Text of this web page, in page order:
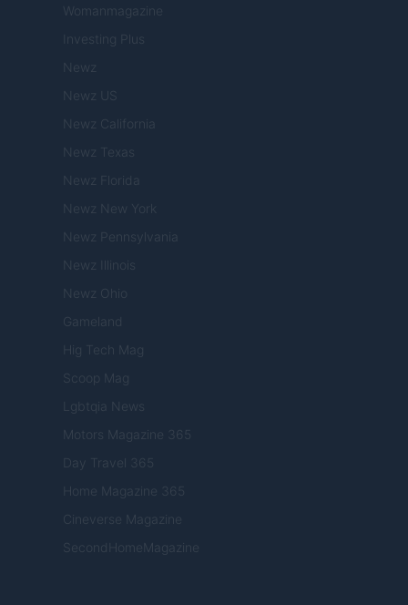
Womanmagazine
Investing Plus
Newz
Newz US
Newz California
Newz Texas
Newz Florida
Newz New York
Newz Pennsylvania
Newz Illinois
Newz Ohio
Gameland
Hig Tech Mag
Scoop Mag
Lgbtqia News
Motors Magazine 365
Day Travel 365
Home Magazine 365
Cineverse Magazine
SecondHomeMagazine